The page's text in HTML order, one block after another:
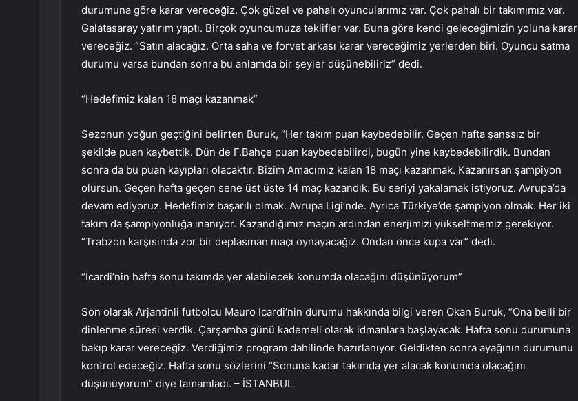
durumuna göre karar vereceğiz. Çok güzel ve pahalı oyuncularımız var. Çok pahalı bir takımımız var.
Galatasaray yatırım yaptı. Birçok oyuncumuza teklifler var. Buna göre kendi geleceğimizin yoluna karar
vereceğiz. “Satın alacağız. Orta saha ve forvet arkası karar vereceğimiz yerlerden biri. Oyuncu satma
durumu varsa bundan sonra bu anlamda bir şeyler düşünebiliriz” dedi.
“Hedefimiz kalan 18 maçı kazanmak”
Sezonun yoğun geçtiğini belirten Buruk, “Her takım puan kaybedebilir. Geçen hafta şanssız bir
şekilde puan kaybettik. Dün de F.Bahçe puan kaybedebilirdi, bugün yine kaybedebilirdik. Bundan
sonra da bu puan kayıpları olacaktır. Bizim Amacımız kalan 18 maçı kazanmak. Kazanırsan şampiyon
olursun. Geçen hafta geçen sene üst üste 14 maç kazandık. Bu seriyi yakalamak istiyoruz. Avrupa’da
devam ediyoruz. Hedefimiz başarılı olmak. Avrupa Ligi’nde. Ayrıca Türkiye’de şampiyon olmak. Her iki
takım da şampiyonluğa inanıyor. Kazandığımız maçın ardından enerjimizi yükseltmemiz gerekiyor.
“Trabzon karşısında zor bir deplasman maçı oynayacağız. Ondan önce kupa var” dedi.
“Icardi’nin hafta sonu takımda yer alabilecek konumda olacağını düşünüyorum”
Son olarak Arjantinli futbolcu Mauro Icardi’nin durumu hakkında bilgi veren Okan Buruk, “Ona belli bir
dinlenme süresi verdik. Çarşamba günü kademeli olarak idmanlara başlayacak. Hafta sonu durumuna
bakıp karar vereceğiz. Verdiğimiz program dahilinde hazırlanıyor. Geldikten sonra ayağının durumunu
kontrol edeceğiz. Hafta sonu sözlerini “Sonuna kadar takımda yer alacak konumda olacağını
düşünüyorum” diye tamamladı. – İSTANBUL